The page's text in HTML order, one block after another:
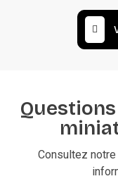
Consultez